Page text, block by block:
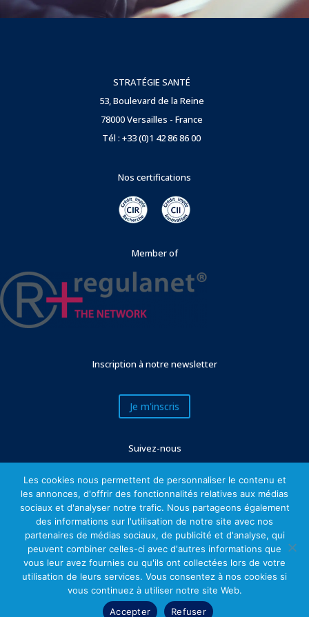
STRATÉGIE SANTÉ
53, Boulevard de la Reine
78000 Versailles - France
Tél : +33 (0)1 42 86 86 00
Nos certifications
Member of
Inscription à notre newsletter
Je m'inscris
Suivez-nous
Mentions légales
Les cookies nous permettent de personnaliser le contenu et
les annonces, d'offrir des fonctionnalités relatives aux médias
sociaux et d'analyser notre trafic. Nous partageons également
des informations sur l'utilisation de notre site avec nos
partenaires de médias sociaux, de publicité et d'analyse, qui
peuvent combiner celles-ci avec d'autres informations que
vous leur avez fournies ou qu'ils ont collectées lors de votre
utilisation de leurs services. Vous consentez à nos cookies si
vous continuez à utiliser notre site Web.
Accepter
Refuser